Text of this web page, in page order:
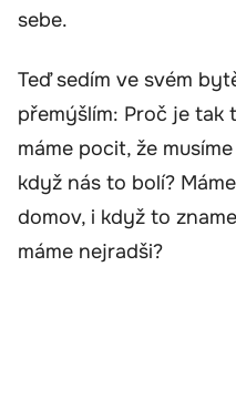
sebe.
Teď sedím ve svém
přemýšlím: Proč je tak
máme pocit, že
když nás to bolí?
domov, i když to
máme nejradši?